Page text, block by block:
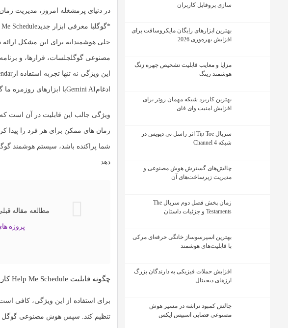
سازی پروفایل کاربران
بهترین ابزارهای رایگان مایکروسافت برای
افزایش بهره‌وری 2026
مزایا و معایب قابلیت تشخیص چهره زنگ
هوشمند رینگ
بهترین کاربرد شبکه مهمان روتر برای
افزایش امنیت وای فای
سریال Tip Toe اثر راسل تی دیویس در
شبکه Channel 4
چالش‌های گسترش هوش مصنوعی و
مدیریت زیرساخت‌های آن
زمان پخش فصل دوم سریال The
Testaments و جزئیات داستان
بهترین اسپرسوساز خانگی حرفه‌ای مرکی
با قابلیت‌های هوشمند
افزایش حملات فیزیکی به دارندگان بزرگ
ارزهای دیجیتال
چالش کمبود تراشه در مسیر هوش
مصنوعی فضایی اسپیس ایکس
در دنیای پرمشغله امروز، مدیریت
*گوگلبا معرفی ابزار جدیدSchedule
حلی هوشمندانه برای این مشکل ارائه
مصنوعی گوگلجلسات، قرارها، و
این ویژگی نه تنها تجربه استفاده از
ادغامGemini AIبا ابزارهای روزمره
ویژگی جالب این قابلیت در آن است که
زمان های ممکن برای هر فرد را پیدا
شما پراکنده باشد، سیستم هوشمند گوگل
دهد.
مطالعه مقاله
پروژه
چگونه قابلیت Help Me Schedule کار می کند
برای استفاده از این ویژگی، کافی
تنظیم کند. سپس هوش مصنوعی گوگل